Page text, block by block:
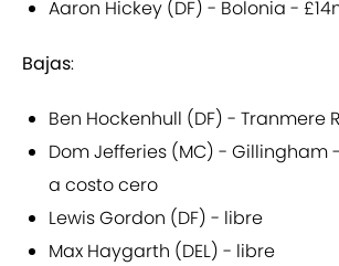
Aaron Hickey (DF) - Bolonia -
Bajas:
Ben Hockenhull (DF) - Tranmere
Dom Jefferies (MC) - Gillingham
a costo cero
Lewis Gordon (DF) - libre
Max Haygarth (DEL) - libre